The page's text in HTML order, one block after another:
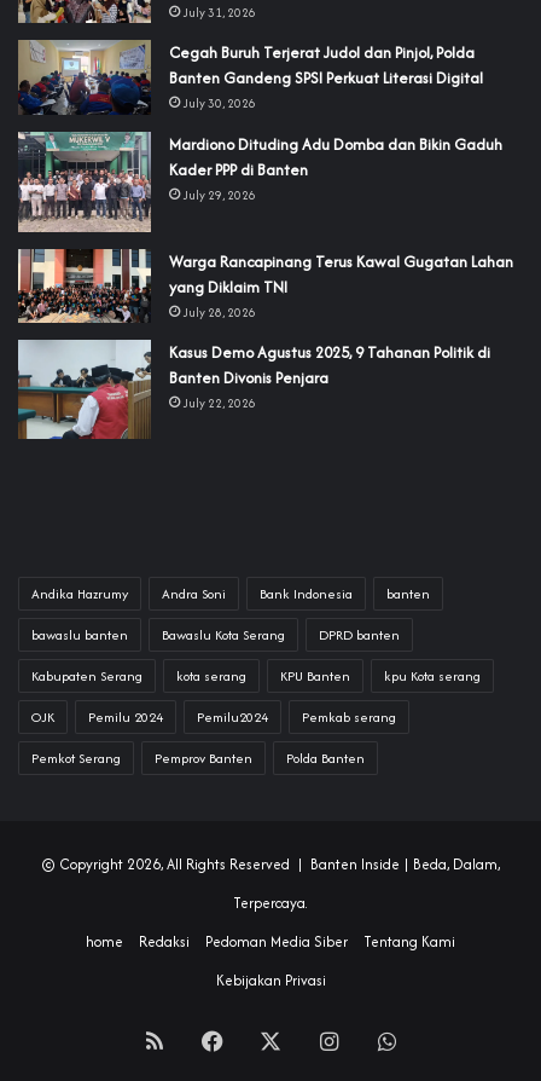
July 31, 2026
Cegah Buruh Terjerat Judol dan Pinjol, Polda
Banten Gandeng SPSI Perkuat Literasi Digital
July 30, 2026
‎Mardiono Dituding Adu Domba dan Bikin Gaduh
Kader PPP di Banten
July 29, 2026
‎Warga Rancapinang Terus Kawal Gugatan Lahan
yang Diklaim TNI‎‎
July 28, 2026
‎Kasus Demo Agustus 2025, 9 Tahanan Politik di
Banten Divonis Penjara
July 22, 2026
Andika Hazrumy Andra Soni Bank Indonesia banten
bawaslu banten Bawaslu Kota Serang DPRD banten
Kabupaten Serang kota serang KPU Banten kpu Kota serang
OJK Pemilu 2024 Pemilu2024 Pemkab serang
Pemkot Serang Pemprov Banten Polda Banten
© Copyright 2026, All Rights Reserved | Banten Inside | Beda, Dalam,
Terpercaya.
home
Redaksi Pedoman Media Siber
Tentang Kami
Kebijakan Privasi
RSS Facebook InstagramWhatsApp